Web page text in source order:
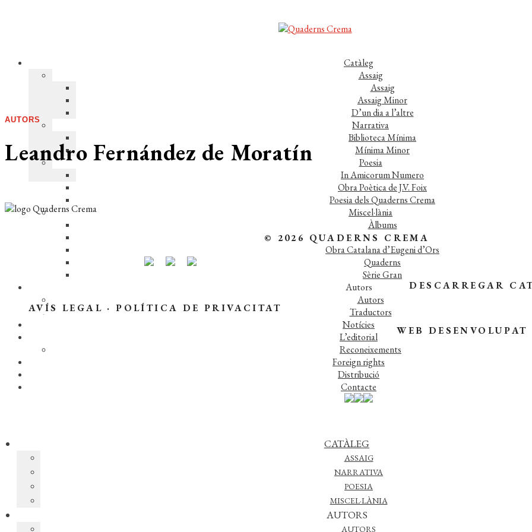
Catàleg
Assaig
Assaig
Assaig Minor
D’un dia a l’altre
Narrativa
Biblioteca Mínima
Mínima Minor
Poesia
In Amicorum Numero
Obra Poètica de J.V. Foix
Poesia dels Quaderns Crema
Miscel·lània
Àlbums
Fora de col·lecció
Obra Catalana d’Eugeni d’Ors
Quaderns
Sèrie Gran
Autors
Autors
Traductors
Notícies
L’editorial
Reconeixements
Foreign rights
Distribució
Contacte
CATÀLEG
ASSAIG
NARRATIVA
POESIA
MISCEL·LÀNIA
AUTORS
AUTORS
AUTORS
Leandro Fernández de Moratín
© 2026 QUADERNS CREMA
DESCARREGAR
AVÍS LEGAL ·POLÍTICA DE PRIVACITAT
WEB